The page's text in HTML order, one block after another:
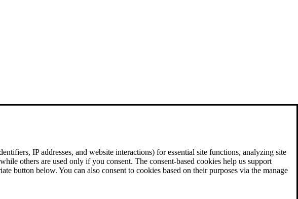
IP addresses, and website interactions) for essential site functions, analyzing site
others are used only if you consent. The consent-based cookies help us support
button below. You can also consent to cookies based on their purposes via the manage